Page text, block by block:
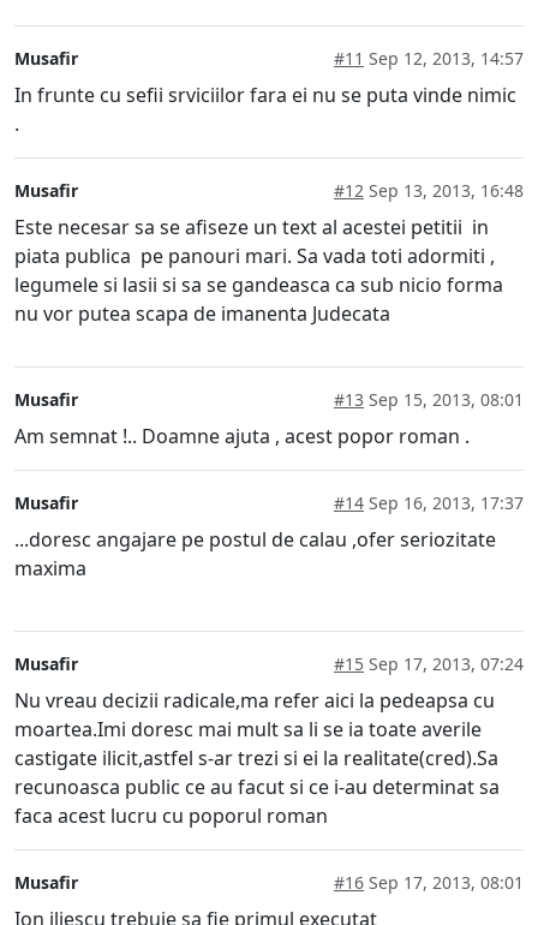
Musafir #11 Sep 12, 2013, 14:57
In frunte cu sefii srviciilor fara ei nu se puta vinde nimic
.
Musafir #12 Sep 13, 2013, 16:48
Este necesar sa se afiseze un text al acestei petitii in
piata publica pe panouri mari. Sa vada toti adormiti ,
legumele si lasii si sa se gandeasca ca sub nicio forma
nu vor putea scapa de imanenta Judecata
Musafir #13 Sep 15, 2013, 08:01
Am semnat !.. Doamne ajuta , acest popor roman .
Musafir #14 Sep 16, 2013, 17:37
...doresc angajare pe postul de calau ,ofer seriozitate
maxima
Musafir #15 Sep 17, 2013, 07:24
Nu vreau decizii radicale,ma refer aici la pedeapsa cu
moartea.Imi doresc mai mult sa li se ia toate averile
castigate ilicit,astfel s-ar trezi si ei la realitate(cred).Sa
recunoasca public ce au facut si ce i-au determinat sa
faca acest lucru cu poporul roman
Musafir #16 Sep 17, 2013, 08:01
Ion iliescu trebuie sa fie primul executat